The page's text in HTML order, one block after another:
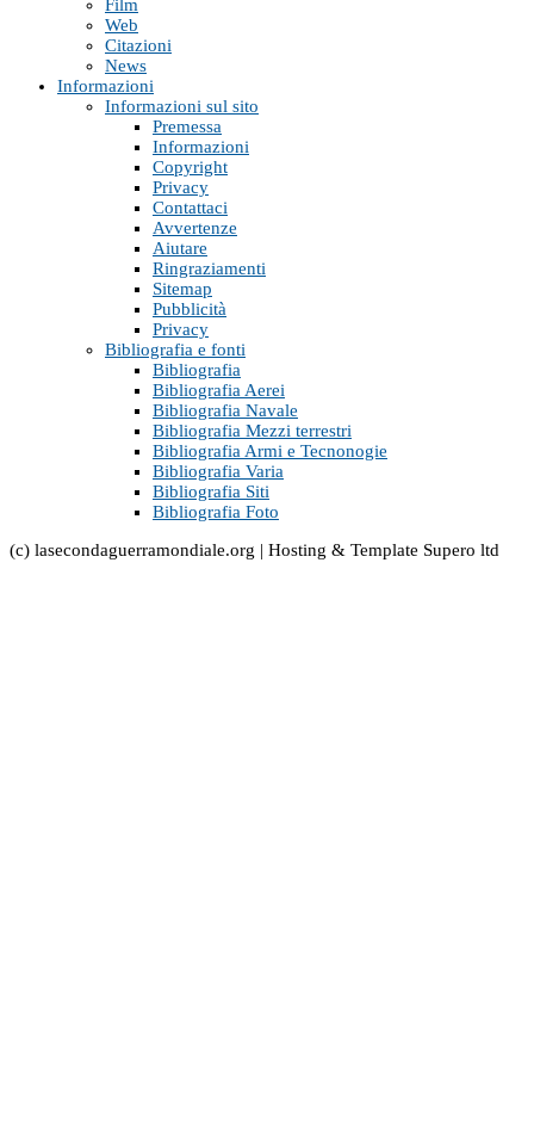
Film
Web
Citazioni
News
Informazioni
Informazioni sul sito
Premessa
Informazioni
Copyright
Privacy
Contattaci
Avvertenze
Aiutare
Ringraziamenti
Sitemap
Pubblicità
Privacy
Bibliografia e fonti
Bibliografia
Bibliografia Aerei
Bibliografia Navale
Bibliografia Mezzi terrestri
Bibliografia Armi e Tecnonogie
Bibliografia Varia
Bibliografia Siti
Bibliografia Foto
(c) lasecondaguerramondiale.org | Hosting & Template Supero ltd